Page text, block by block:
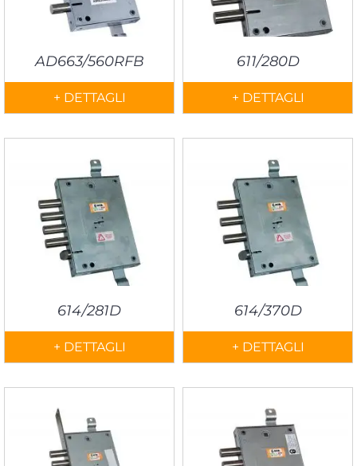
AD663/560RFB
+ DETTAGLI
611/280D
+ DETTAGLI
614/281D
+ DETTAGLI
614/370D
+ DETTAGLI